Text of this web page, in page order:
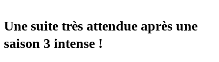
Une suite très attendue après une
saison 3 intense !